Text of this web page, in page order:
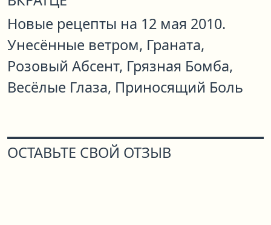
Новые рецепты на 12 мая 2010.
Унесённые ветром, Граната,
Розовый Абсент, Грязная Бомба,
Весёлые Глаза, Приносящий Боль
ОСТАВЬТЕ СВОЙ ОТЗЫВ